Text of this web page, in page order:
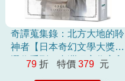
奇譚蒐集錄：北方大地的聆
神者【日本奇幻文學大獎決
選作系列．台灣獨家作家印
79 折 特價 379 元